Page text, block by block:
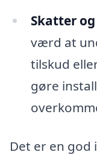
Skatter
værd at
tilskud
gøre
Det er en